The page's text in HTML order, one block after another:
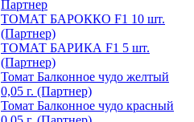
Партнер
ТОМАТ БАРОККО F1 10 шт.
(Партнер)
ТОМАТ БАРИКА F1 5 шт.
(Партнер)
Томат Балконное чудо желтый
0,05 г. (Партнер)
Томат Балконное чудо красный